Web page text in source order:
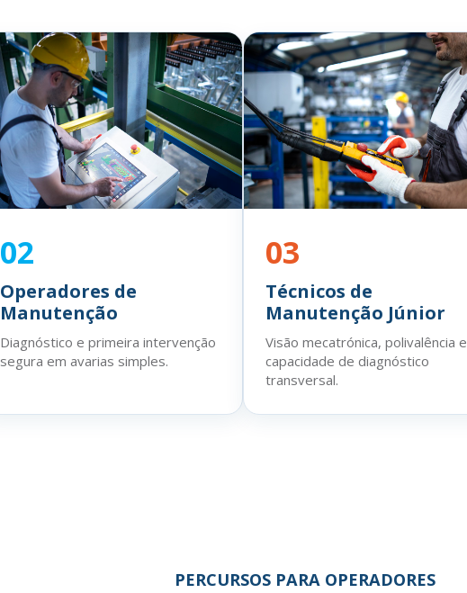
02
Operadores de
Manutenção
Diagnóstico e primeira intervenção
segura em avarias simples.
03
Técnicos de
Manutenção Júnior
Visão mecatrónica, polivalência e
capacidade de diagnóstico
transversal.
PERCURSOS PARA OPERADORES